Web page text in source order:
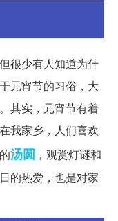
很少有人知道为什
元宵节的习俗，大
其实，元宵节有着
我家乡，人们喜欢
汤圆 ，观赏灯谜和
的热爱，也是对家